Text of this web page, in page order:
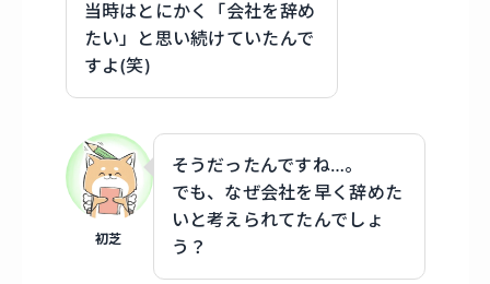
当時はとにかく「会社を辞め
たい」と思い続けていたんで
すよ(笑)
初芝
そうだったんですね…。
でも、なぜ会社を早く辞めた
いと考えられてたんでしょ
う？